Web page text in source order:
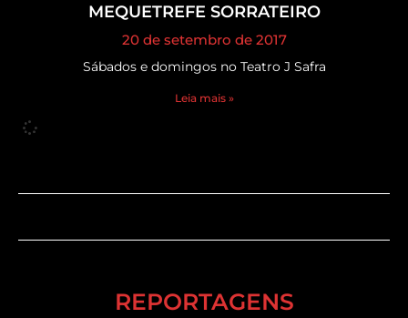
MEQUETREFE SORRATEIRO
20 de setembro de 2017
Sábados e domingos no Teatro J Safra
Leia mais »
REPORTAGENS